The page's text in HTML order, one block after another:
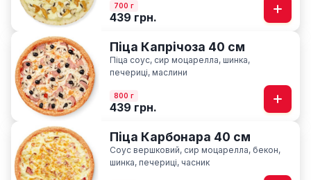
700 г
439 грн.
Піца Капрічоза 40 см
Піца соус, сир моцарелла, шинка,
печериці, маслини
800 г
439 грн.
Піца Карбонара 40 см
Соус вершковий, сир моцарелла, бекон,
шинка, печериці, часник